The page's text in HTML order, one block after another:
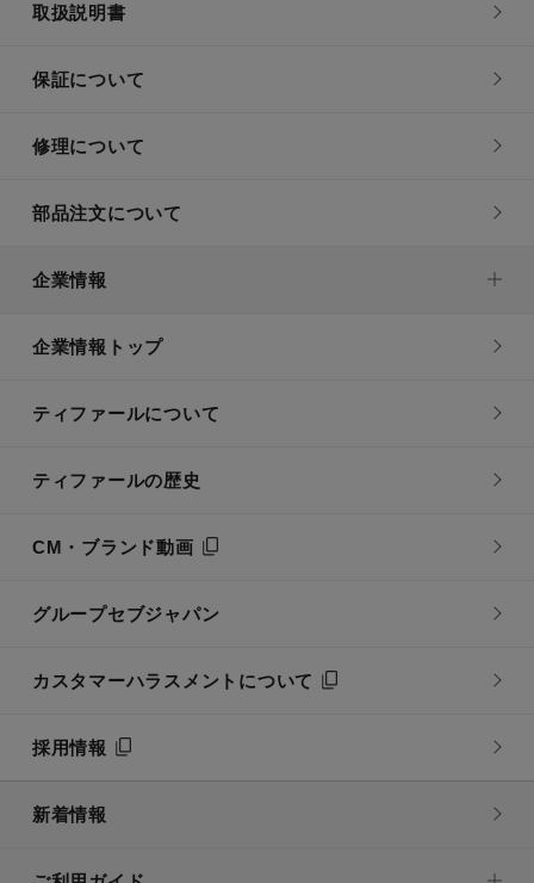
取扱説明書
保証について
修理について
部品注文について
企業情報
企業情報トップ
ティファールについて
ティファールの歴史
CM・ブランド動画
グループセブジャパン
カスタマーハラスメントについて
採用情報
新着情報